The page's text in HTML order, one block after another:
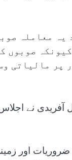
یہ معاملہ
صوبوں
پر مالیاتی
نے
اور